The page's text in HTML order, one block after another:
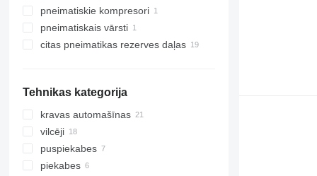
pneimatiskie kompresori
pneimatiskais vārsti
citas pneimatikas rezerves daļas
Tehnikas kategorija
kravas automašīnas
vilcēji
puspiekabes
piekabes